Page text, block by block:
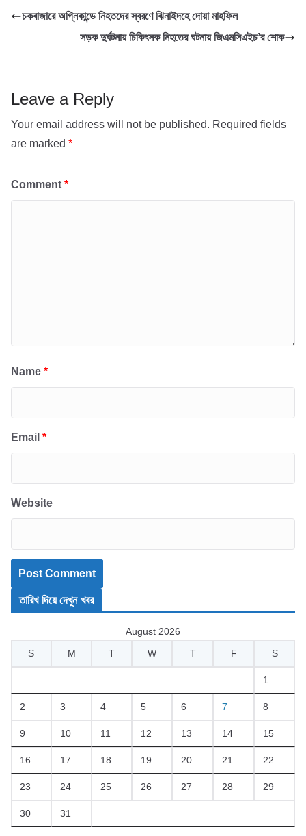
e
k
er s
A
e
চকবাজারে অগ্নিকান্ডে নিহতদের স্বরণে ঝিনাইদহে দোয়া মাহফিল
সড়ক দুর্ঘটনায় চিকিৎসক নিহতের ঘটনায় জিএমসিএইচ’র শোক
Leave a Reply
Your email address will not be published. Required fields
are marked *
Comment *
Name *
Email *
Website
তারিখ দিয়ে দেখুন খবর
August 2026
S
M T W T F S
1
2 3 4 5 6 7 8
9 10 11 12 13 14 15
16 17 18 19 20 21 22
23 24 25 26 27 28 29
30 31